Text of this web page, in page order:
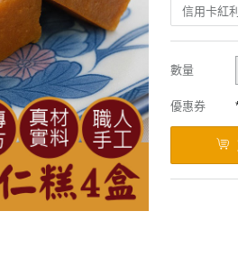
信用卡紅
數量
優惠券